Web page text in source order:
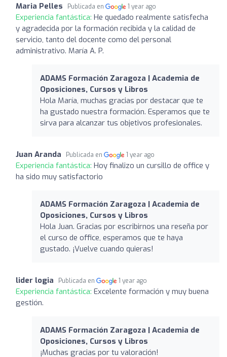
Maria Pelles Publicada en 1 year ago
Experiencia fantástica: He quedado realmente satisfecha
y agradecida por la formación recibida y la calidad de
servicio, tanto del docente como del personal
administrativo. María A. P.
ADAMS Formación Zaragoza | Academia de
Oposiciones, Cursos y Libros
Hola María, muchas gracias por destacar que te
ha gustado nuestra formación. Esperamos que te
sirva para alcanzar tus objetivos profesionales.
Juan Aranda Publicada en 1 year ago
Experiencia fantástica: Hoy finalizo un cursillo de office y
ha sido muy satisfactorio
ADAMS Formación Zaragoza | Academia de
Oposiciones, Cursos y Libros
Hola Juan. Gracias por escribirnos una reseña por
el curso de office, esperamos que te haya
gustado. ¡Vuelve cuando quieras!
lider logia Publicada en 1 year ago
Experiencia fantástica: Excelente formación y muy buena
gestión.
ADAMS Formación Zaragoza | Academia de
Oposiciones, Cursos y Libros
¡Muchas gracias por tu valoración!